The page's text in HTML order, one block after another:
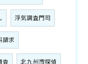
浮気調査門司
請求
査 北九州市探偵